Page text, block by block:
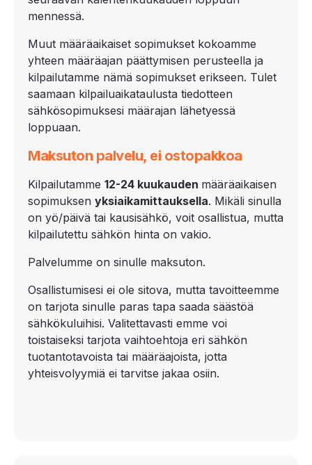
mennessä.
Muut määräaikaiset sopimukset kokoamme
yhteen määräajan päättymisen perusteella ja
kilpailutamme nämä sopimukset erikseen. Tulet
saamaan kilpailuaikataulusta tiedotteen
sähkösopimuksesi määrajan lähetyessä
loppuaan.
Maksuton palvelu, ei ostopakkoa
Kilpailutamme 12-24 kuukauden määräaikaisen
sopimuksen yksiaikamittauksella. Mikäli sinulla
on yö/päivä tai kausisähkö, voit osallistua, mutta
kilpailutettu sähkön hinta on vakio.
Palvelumme on sinulle maksuton.
Osallistumisesi ei ole sitova, mutta tavoitteemme
on tarjota sinulle paras tapa saada säästöä
sähkökuluihisi. Valitettavasti emme voi
toistaiseksi tarjota vaihtoehtoja eri sähkön
tuotantotavoista tai määräajoista, jotta
yhteisvolyymiä ei tarvitse jakaa osiin.